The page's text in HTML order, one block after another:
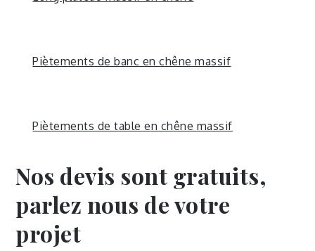
Piètements de banc en chêne massif
Piètements de table en chêne massif
Nos devis sont gratuits,
parlez nous de votre
projet